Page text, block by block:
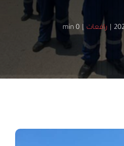
رافعات |
0 min